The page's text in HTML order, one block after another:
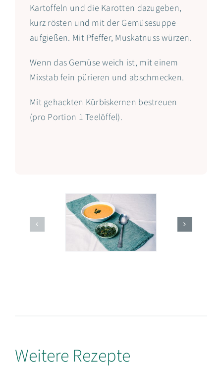
Kartoffeln und die Karotten dazugeben,
kurz rösten und mit der Gemüsesuppe
aufgießen. Mit Pfeffer, Muskatnuss würzen.
Wenn das Gemüse weich ist, mit einem
Mixstab fein pürieren und abschmecken.
Mit gehackten Kürbiskernen bestreuen
(pro Portion 1 Teelöffel).
Weitere Rezepte